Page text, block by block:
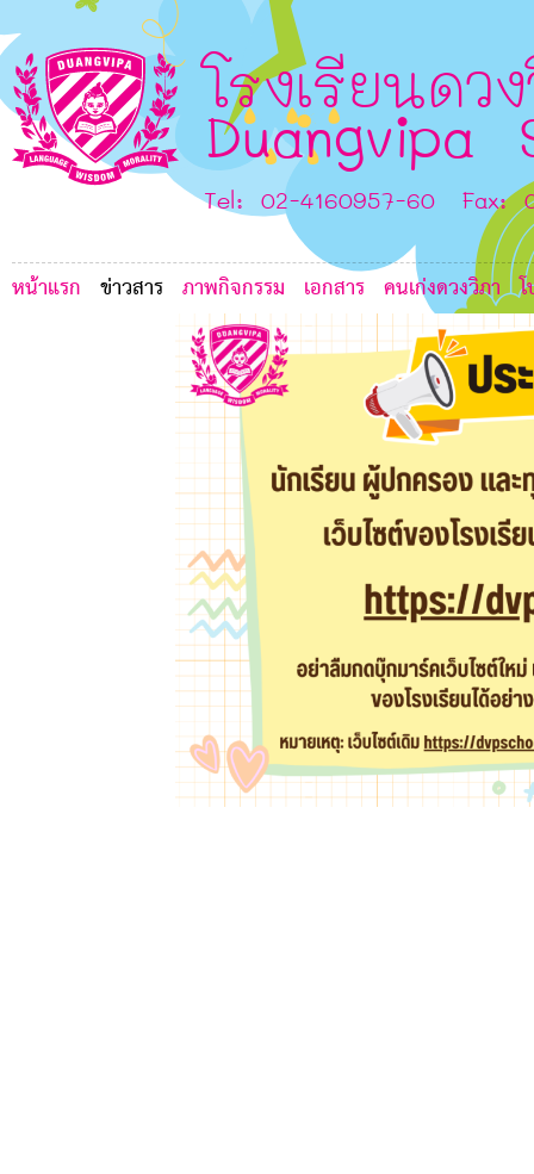
โรงเรียนดว
Duangvipa
Tel: 02-4160957-60 Fax:
หน้าแรก ข่าวสาร ภาพกิจกรรม เอกสาร คนเก่งดวงวิภา
D
B
A